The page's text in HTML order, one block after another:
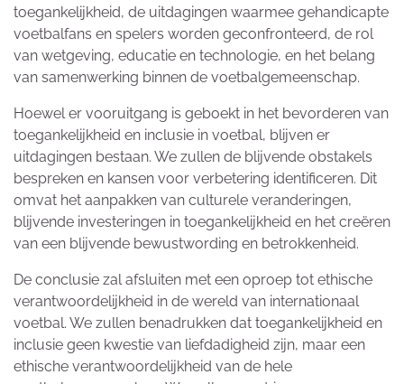
toegankelijkheid, de uitdagingen waarmee gehandicapte
voetbalfans en spelers worden geconfronteerd, de rol
van wetgeving, educatie en technologie, en het belang
van samenwerking binnen de voetbalgemeenschap.
Hoewel er vooruitgang is geboekt in het bevorderen van
toegankelijkheid en inclusie in voetbal, blijven er
uitdagingen bestaan. We zullen de blijvende obstakels
bespreken en kansen voor verbetering identificeren. Dit
omvat het aanpakken van culturele veranderingen,
blijvende investeringen in toegankelijkheid en het creëren
van een blijvende bewustwording en betrokkenheid.
De conclusie zal afsluiten met een oproep tot ethische
verantwoordelijkheid in de wereld van internationaal
voetbal. We zullen benadrukken dat toegankelijkheid en
inclusie geen kwestie van liefdadigheid zijn, maar een
ethische verantwoordelijkheid van de hele